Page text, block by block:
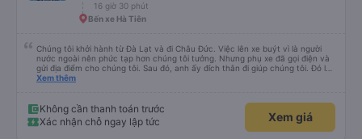
16 giờ 30 phút
Bến xe Hà Tiên
Chúng tôi khởi hành từ Đà Lạt và đi Châu Đức. Việc lên xe buýt vì là người
nước ngoài nên phức tạp hơn chúng tôi tưởng. Nhưng phụ xe đã gọi điện và
gửi địa điểm cho chúng tôi. Sau đó, anh ấy đích thân đi giúp chúng tôi. Đó là
lần đầu tiên đi xe giường nằm với hai đứa trẻ nhỏ khá thú vị. Chúng tôi không
điểm dừng, họ đánh thức chúng tôi dậy và đảm bảo chúng tôi đã sẵn sàng.
Nhìn chung, đó là một trải nghiệm tốt. Mỗi giường đều có gối và chăn, và đủ
chỗ cho 1 người lớn và 1 trẻ em nằm thoải mái.
Xem thêm
Không cần thanh toán trước
Xác nhận chỗ ngay lập tức
Xem giá